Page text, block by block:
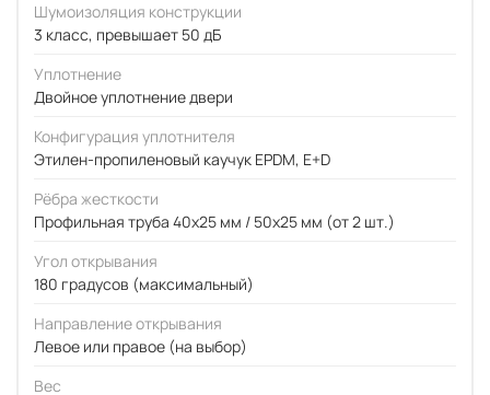
Шумоизоляция конструкции
3 класс, превышает 50 дБ
Уплотнение
Двойное уплотнение двери
Конфигурация уплотнителя
Этилен-пропиленовый каучук EPDM, E+D
Рёбра жесткости
Профильная труба 40х25 мм / 50x25 мм (от 2 шт.)
Угол открывания
180 градусов (максимальный)
Направление открывания
Левое или правое (на выбор)
Вес